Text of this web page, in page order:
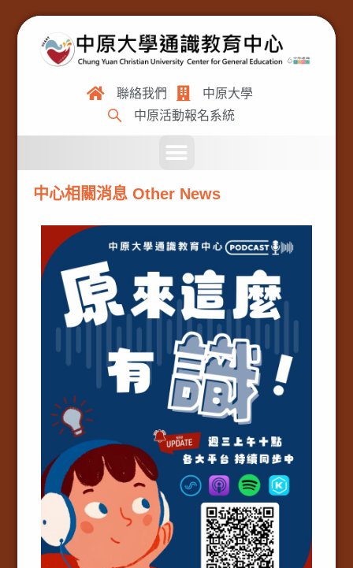
聯絡我們
中原大學
中原活動報名系統
中心相關消息 Other News